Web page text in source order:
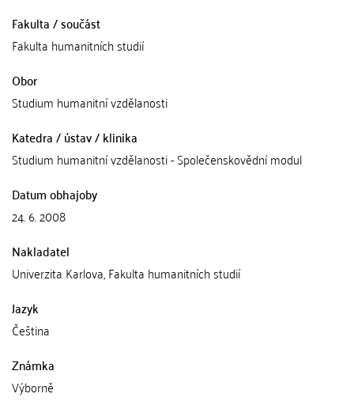
Fakulta / součást
Fakulta humanitních studií
Obor
Studium humanitní vzdělanosti
Katedra / ústav / klinika
Studium humanitní vzdělanosti - Společenskovědní modul
Datum obhajoby
24. 6. 2008
Nakladatel
Univerzita Karlova, Fakulta humanitních studií
Jazyk
Čeština
Známka
Výborně